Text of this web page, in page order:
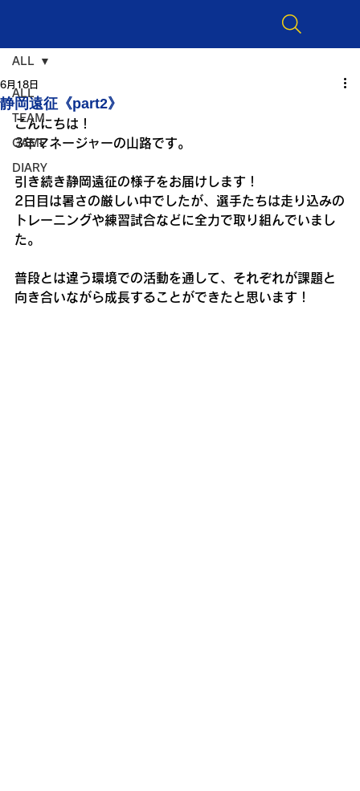
ALL
TEAM
GAME
DIARY
ALL
静岡遠征《part2》
6月18日
こんにちは！
3年マネージャーの山路です。
引き続き静岡遠征の様子をお届けします！
2日目は暑さの厳しい中でしたが、選手たちは走り込みの
トレーニングや練習試合などに全力で取り組んでいまし
た。
普段とは違う環境での活動を通して、それぞれが課題と
向き合いながら成長することができたと思います！